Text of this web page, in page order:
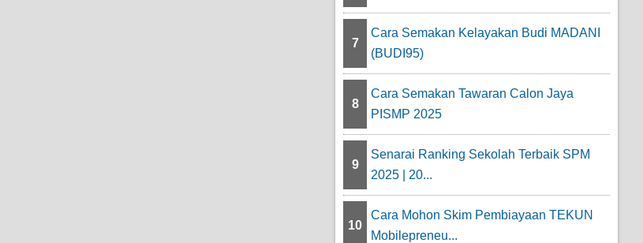
7
Cara Semakan Kelayakan Budi MADANI
(BUDI95)
8
Cara Semakan Tawaran Calon Jaya
PISMP 2025
9
Senarai Ranking Sekolah Terbaik SPM
2025 | 20...
10
Cara Mohon Skim Pembiayaan TEKUN
Mobilepreneu...